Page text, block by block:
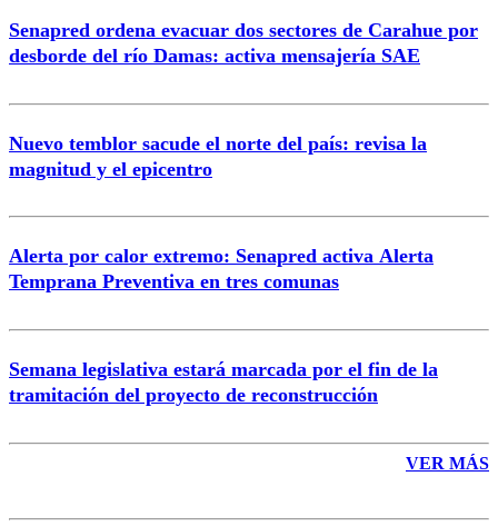
Correo
Senapred ordena evacuar dos sectores de Carahue por
desborde del río Damas: activa mensajería SAE
Nuevo temblor sacude el norte del país: revisa la
magnitud y el epicentro
Alerta por calor extremo: Senapred activa Alerta
Temprana Preventiva en tres comunas
Semana legislativa estará marcada por el fin de la
tramitación del proyecto de reconstrucción
VER MÁS